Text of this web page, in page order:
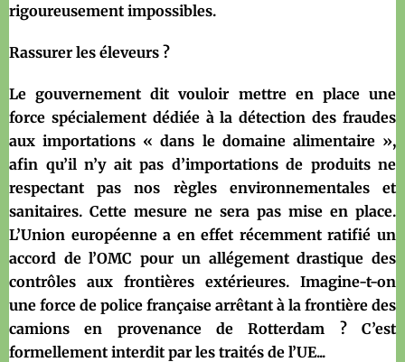
rigoureusement impossibles.
Rassurer les éleveurs ?
Le gouvernement dit vouloir mettre en place une
force spécialement dédiée à la détection des fraudes
aux importations « dans le domaine alimentaire »,
afin qu’il n’y ait pas d’importations de produits ne
respectant pas nos règles environnementales et
sanitaires. Cette mesure ne sera pas mise en place.
L’Union européenne a en effet récemment ratifié un
accord de l’OMC pour un allégement drastique des
contrôles aux frontières extérieures. Imagine-t-on
une force de police française arrêtant à la frontière des
camions en provenance de Rotterdam ? C’est
formellement interdit par les traités de l’UE...